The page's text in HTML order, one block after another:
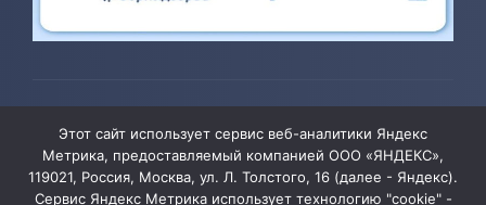
юношества»
Этот сайт использует сервис веб-аналитики Яндекс
Метрика, предоставляемый компанией ООО «ЯНДЕКС»,
119021, Россия, Москва, ул. Л. Толстого, 16 (далее - Яндекс).
Сервис Яндекс Метрика использует технологию "cookie" -